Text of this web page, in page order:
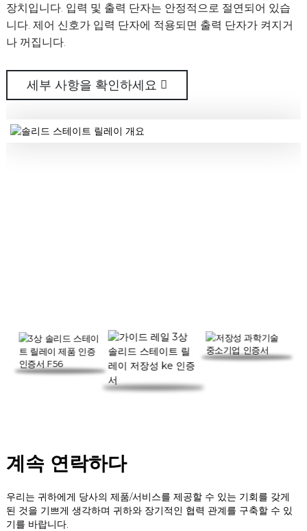
기계식 스위치보다 훨씬 빠릅니다. . DC 무접점 릴레이의 켜
기 및 끄기 시간은 수십 마이크로초에 달할 수 있습니다. SSR
은 TTL, CMOS 등의 논리회로와 호환된다는 장점이 있습니
세부 사항을 확인하세요
장치입니다. 입력 및 출력 단자는 안정적으로 절연되어 있습
니다. 제어 신호가 입력 단자에 적용되면 출력 단자가 켜지거
나 꺼집니다.
세부 사항을 확인하세요
세부 사항을 확인하세요
세부 사항을 확인하세요
및 기타 자동화 제어 분야에 널리 사용됩니다.
부식, 습기 및 방진, 방폭 요구 사항과 같은 열악한 환경과 빈번
한 전환이 필요한 경우에 특히 적합합니다.
세부 사항을 확인하세요
기계식 스위치보다 훨씬 빠릅니다. . DC 무접점 릴레이의 켜
기 및 끄기 시간은 수십 마이크로초에 달할 수 있습니다. SSR
은 TTL, CMOS 등의 논리회로와 호환된다는 장점이 있습니
세부 사항을 확인하세요
장치입니다. 입력 및 출력 단자는 안정적으로 절연되어 있습
니다. 제어 신호가 입력 단자에 적용되면 출력 단자가 켜지거
나 꺼집니다.
세부 사항을 확인하세요
계속 연락하다
우리는 귀하에게 당사의 제품/서비스를 제공할 수 있는 기회를 갖게
된 것을 기쁘게 생각하며 귀하와 장기적인 협력 관계를 구축할 수 있
기를 바랍니다.